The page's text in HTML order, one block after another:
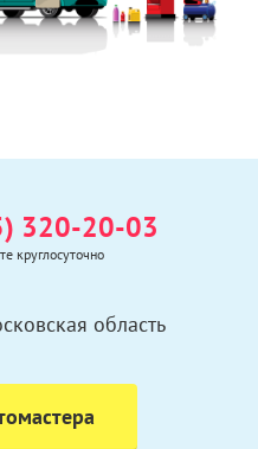
320-20-03
круглосуточно
область